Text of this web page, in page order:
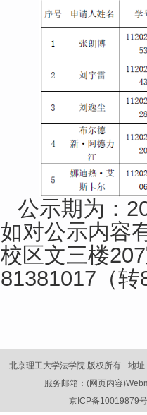
公示期为：
如对公示内容
校区文三楼
81381017（转
北京理工大学法学院 版权所有
地址
服务邮箱：(网页内容
京ICP备10019879号